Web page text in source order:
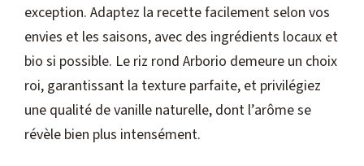
exception. Adaptez la recette facilement selon vos
envies et les saisons, avec des ingrédients locaux et
bio si possible. Le riz rond Arborio demeure un choix
roi, garantissant la texture parfaite, et privilégiez
une qualité de vanille naturelle, dont l’arôme se
révèle bien plus intensément.